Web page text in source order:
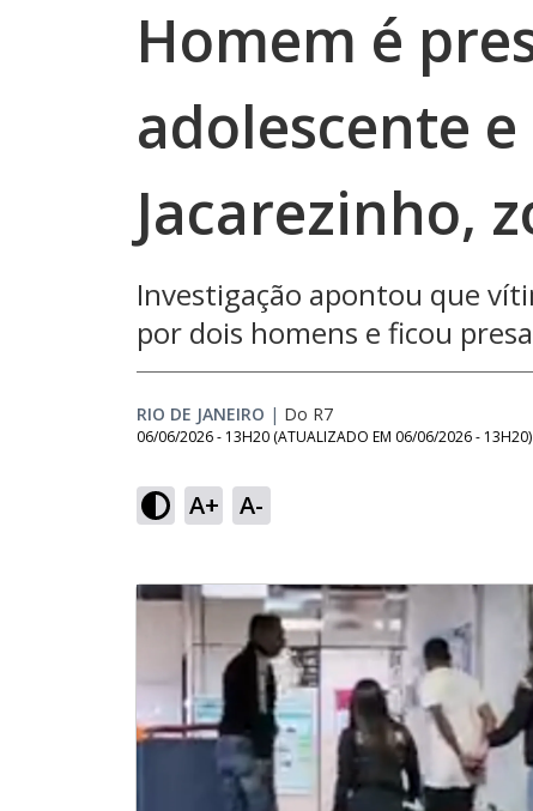
Homem é
adolescente
Jacarezinho,
Investigação apontou que
por dois homens e ficou
RIO DE JANEIRO | Do R7
06/06/2026 - 13H20 (ATUALIZADO EM 06/06/2026 - 13H20)
A+ A-